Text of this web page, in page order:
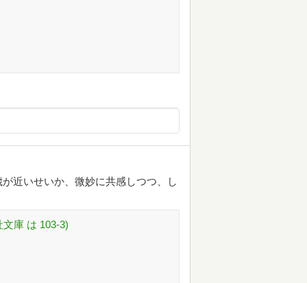
近いせいか、微妙に共感しつつ、し
庫 は 103-3)